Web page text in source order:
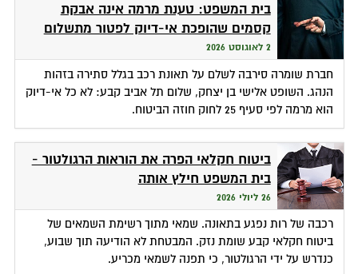
בית המשפט: טענת מרמה אינה אבקת
קסמים שהופכת אי-דיוק לפטור מתשלום
2 לאוגוסט 2026
חברת שומרה סירבה לשלם על תאונת רכב בגלל סתירה בזהות
הנהג. השופט אלישי בן יצחק, שלום תל אביב קבע: לא כל אי-דיוק
הוא מרמה לפי סעיף 25 לחוק חוזה הביטוח.
ביטוח חקלאי הפרה את הוראות הרגולטור -
בית המשפט חילץ אותה
26 ליולי 2026
רכבה של רות נפגע בתאונה. שמאי מתוך רשימת השמאים של
ביטוח חקלאי קבע שומת נזק. המבטחת לא הודיעה תוך שבוע,
כנדרש על ידי הרגולטור, כי תפנה לשמאי מכריע.